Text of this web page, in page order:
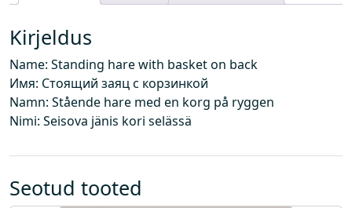
s
k
o
r
v
i
g
s
e
l
Kirjeldus
Name: Standing hare with basket on back
Имя: Стоящий заяц с корзинкой
Namn: Stående hare med en korg på ryggen
Nimi: Seisova jänis kori selässä
Seotud tooted